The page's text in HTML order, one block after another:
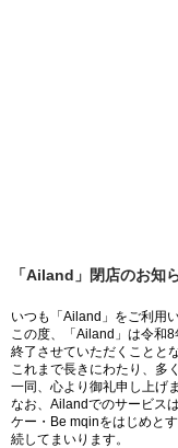
「Ailand」閉店のお知
いつも「Ailand」をご利用
この度、「Ailand」は令和
終了させていただくことと
これまで長きにわたり、多
一同、心より御礼申し上げま
なお、Ailandでのサービス
ケー・Be mqinをはじめと
続してまいります。